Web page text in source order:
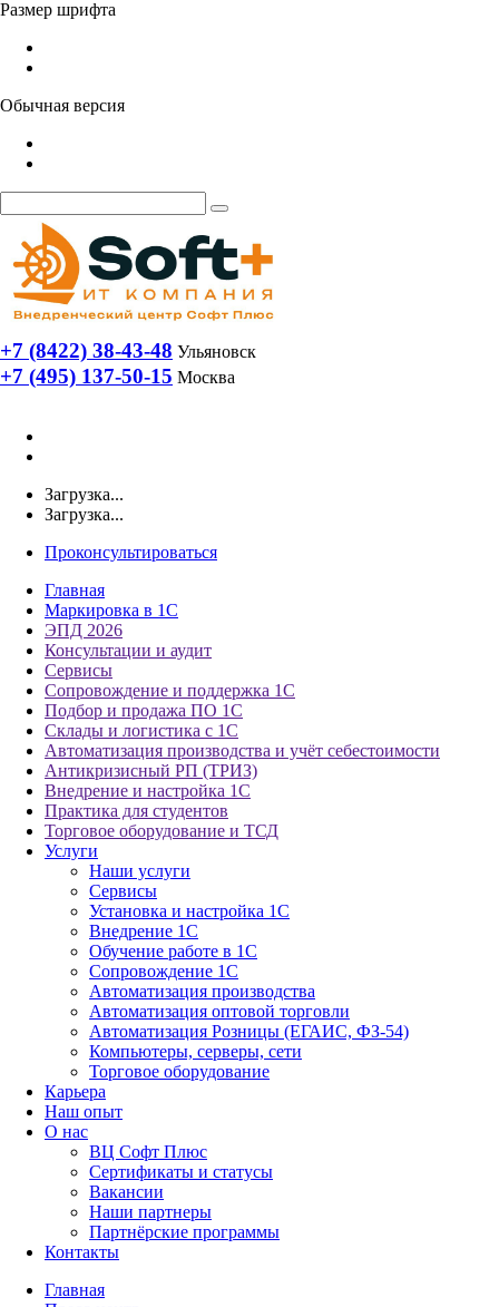
Размер шрифта
Обычная версия
+7 (8422) 38-43-48 Ульяновск
+7 (495) 137-50-15 Москва
Загрузка...
Загрузка...
Проконсультироваться
Главная
Маркировка в 1С
ЭПД 2026
Консультации и аудит
Сервисы
Сопровождение и поддержка 1С
Подбор и продажа ПО 1С
Склады и логистика с 1С
Автоматизация производства и учёт себестоимости
Антикризисный РП (ТРИЗ)
Внедрение и настройка 1С
Практика для студентов
Торговое оборудование и ТСД
Услуги
Наши услуги
Сервисы
Установка и настройка 1С
Внедрение 1С
Обучение работе в 1С
Сопровождение 1С
Автоматизация производства
Автоматизация оптовой торговли
Автоматизация Розницы (ЕГАИС, ФЗ-54)
Компьютеры, серверы, сети
Торговое оборудование
Карьера
Наш опыт
О нас
ВЦ Софт Плюс
Сертификаты и статусы
Вакансии
Наши партнеры
Партнёрские программы
Контакты
Главная